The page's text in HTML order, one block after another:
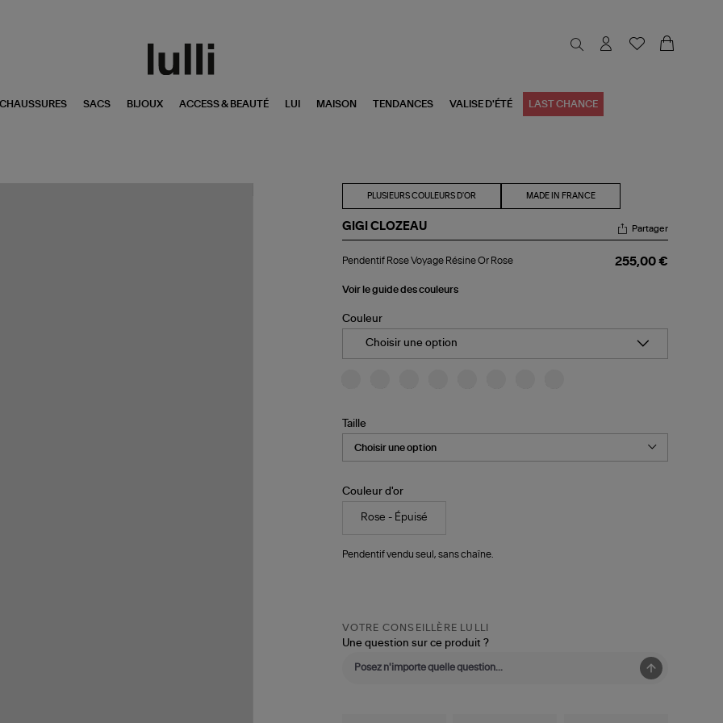
CHAUSSURES SACS BIJOUX ACCESS & BEAUTÉ LUI MAISON TENDANCES VALISE D'ÉTÉ LAST CHANCE
PLUSIEURS COULEURS D'OR MADE IN FRANCE
GIGI CLOZEAU
Rose
Résine
Rose
Partager
Pendentif Rose Voyage Résine Or Rose 255,00 €
Voir le guide des couleurs
Couleur
Choisir une option
Taille
Couleur d'or
Rose - Épuisé
Pendentif vendu seul, sans chaîne.
VOTRE CONSEILLÈRE LULLI
Une question sur ce produit ?